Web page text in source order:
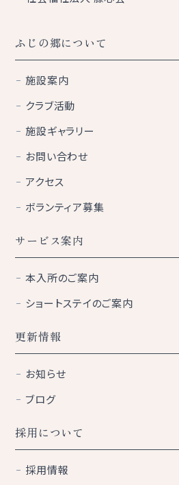
ふじの郷について
施設案内
クラブ活動
施設ギャラリー
お問い合わせ
アクセス
ボランティア募集
サービス案内
本入所のご案内
ショートステイのご案内
更新情報
お知らせ
ブログ
採用について
採用情報